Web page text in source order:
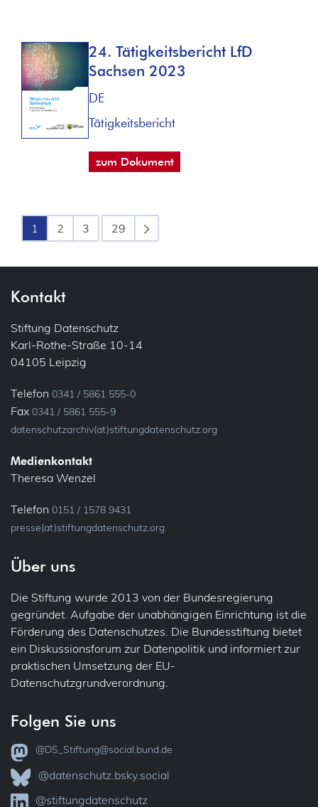
24. Tätigkeitsbericht LfD
Sachsen 2023
DE
Tätigkeitsbericht
zum Dokument
1 2 3 29
Kontakt
Stiftung Datenschutz
Karl-Rothe-Straße 10-14
04105 Leipzig
Telefon 0341 / 5861 555-0
Fax 0341 / 5861 555-9
datenschutzarchiv(at)stiftungdatenschutz.org
Medienkontakt
Theresa Wenzel
Telefon 0151 / 1578 9431
presse(at)stiftungdatenschutz.org
Über uns
Die Stiftung wurde 2013 von der Bundesregierung
gegründet. Aufgabe der unabhängigen Einrichtung ist die
Förderung des Datenschutzes. Die Bundesstiftung bietet
ein Diskussionsforum zur Datenpolitik und informiert zur
praktischen Umsetzung der EU-
Datenschutzgrundverordnung.
Folgen Sie uns
@DS_Stiftung@social.bund.de
@datenschutz.bsky.social
@stiftungdatenschutz